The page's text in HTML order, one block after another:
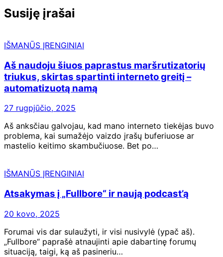
Susiję įrašai
IŠMANŪS ĮRENGINIAI
Aš naudoju šiuos paprastus maršrutizatorių
triukus, skirtas spartinti interneto greitį –
automatizuotą namą
27 rugpjūčio, 2025
Aš anksčiau galvojau, kad mano interneto tiekėjas buvo
problema, kai sumažėjo vaizdo įrašų buferiuose ar
mastelio keitimo skambučiuose. Bet po…
IŠMANŪS ĮRENGINIAI
Atsakymas į „Fullbore“ ir naują podcast’ą
20 kovo, 2025
Forumai vis dar sulaužyti, ir visi nusivylė (ypač aš).
„Fullbore“ paprašė atnaujinti apie dabartinę forumų
situaciją, taigi, ką aš pasineriu…